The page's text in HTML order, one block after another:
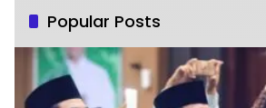
Popular Posts